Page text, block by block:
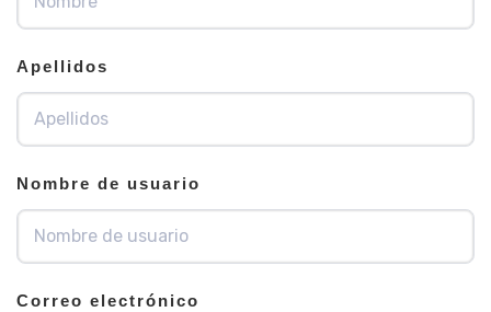
Apellidos
Nombre de usuario
Correo electrónico